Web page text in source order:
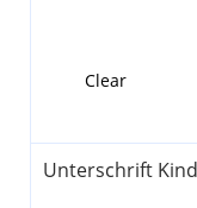
Clear
Unterschrift